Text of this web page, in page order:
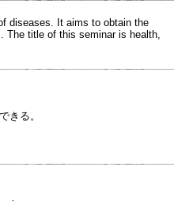
diseases. It aims to obtain the
The title of this seminar is health,
きる。